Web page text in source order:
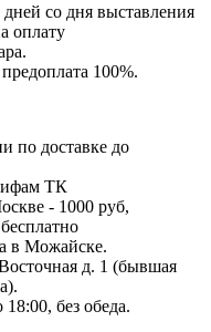
со дня выставления
оплату
100%.
по доставке до
ТК
- 1000 руб,
в Можайске.
д. 1 (бывшая
без обеда.